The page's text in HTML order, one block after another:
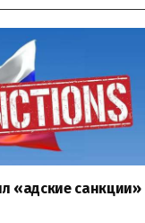
«адские санкции»